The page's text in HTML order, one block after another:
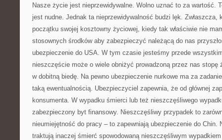
Nasze życie jest nieprzewidywalne. Wolno uznać to za wartość.
jest nudne. Jednak ta nieprzewidywalność budzi lęk.
początku swojej kosztowny życiowej, kiedy tak właściwie nie
stosownych środków aby zabezpieczyć należącą do nas
ubezpieczenie do USA. W tym czasie jesteśmy przede
nieszczęście może o wiele obniżyć prowadzoną przez nas stopę
w dobitną biedę. Na pewno ubezpieczenie nurkowe ma za
taką ewentualnością. Ubezpieczyciel zapewnia, że od głównej
konsumenta. W wypadku śmierci lub też nieszczęśliwego
zabezpieczony byt finansowy. Nieszczęśliwy przypadek to
nieumiejętność do pracy – to zapewniają ubezpieczenie do Chin.
traktują inaczej śmierć spowodowaną nieszczęśliwym